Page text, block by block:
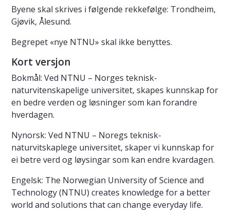
Byene skal skrives i følgende rekkefølge: Trondheim,
Gjøvik, Ålesund.
Begrepet «nye NTNU» skal ikke benyttes.
Kort versjon
Bokmål: Ved NTNU – Norges teknisk-
naturvitenskapelige universitet, skapes kunnskap for
en bedre verden og løsninger som kan forandre
hverdagen.
Nynorsk: Ved NTNU – Noregs teknisk-
naturvitskaplege universitet, skaper vi kunnskap for
ei betre verd og løysingar som kan endre kvardagen.
Engelsk: The Norwegian University of Science and
Technology (NTNU) creates knowledge for a better
world and solutions that can change everyday life.